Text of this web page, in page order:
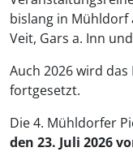
bislang in Mühldorf
Veit, Gars a. Inn
Auch 2026 wird
fortgesetzt.
Die 4. Mühldorfer
den 23. Juli 2026